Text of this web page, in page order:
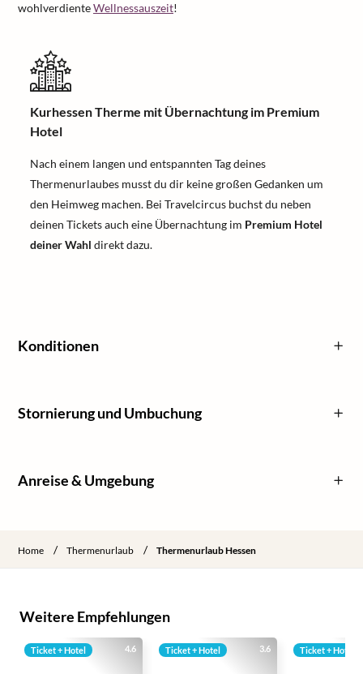
wohlverdienteWellnessauszeit!
Kurhessen Therme mit Übernachtung im Premium
Hotel
Nach einem langen und entspannten Tag deines
Thermenurlaubes musst du dir keine großen Gedanken um
den Heimweg machen. Bei Travelcircus buchst du neben
deinen Tickets auch eine Übernachtung im Premium Hotel
deiner Wahl direkt dazu.
Konditionen
Stornierung und Umbuchung
Anreise & Umgebung
Home / Thermenurlaub / Thermenurlaub Hessen
Weitere Empfehlungen
4.6
Ticket + Hotel 3.6
Ticket + Hotel Ticket + Hotel